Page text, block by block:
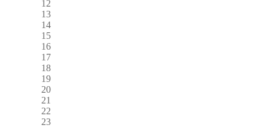
12
13
14
15
16
17
18
19
20
21
22
23